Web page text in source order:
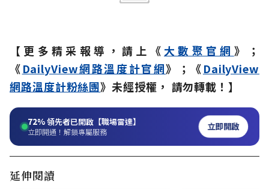
【更多精采報導，請上《 大數聚官網 》；
《DailyView網路溫度計官網》；《DailyView
網路溫度計粉絲團》未經授權， 請勿轉載！】
72%領先者已開啟【職場雷達】
立即開通！解鎖專屬服務 立即開啟
延伸閱讀